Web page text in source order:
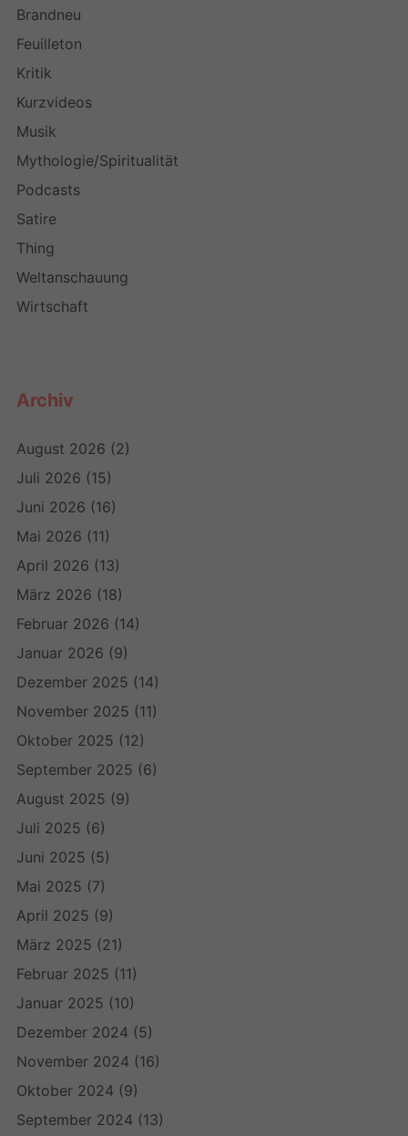
Brandneu
Feuilleton
Kritik
Kurzvideos
Musik
Mythologie/Spiritualität
Podcasts
Satire
Thing
Weltanschauung
Wirtschaft
Archiv
August 2026 (2)
Juli 2026 (15)
Juni 2026 (16)
Mai 2026 (11)
April 2026 (13)
März 2026 (18)
Februar 2026 (14)
Januar 2026 (9)
Dezember 2025 (14)
November 2025 (11)
Oktober 2025 (12)
September 2025 (6)
August 2025 (9)
Juli 2025 (6)
Juni 2025 (5)
Mai 2025 (7)
April 2025 (9)
März 2025 (21)
Februar 2025 (11)
Januar 2025 (10)
Dezember 2024 (5)
November 2024 (16)
Oktober 2024 (9)
September 2024 (13)